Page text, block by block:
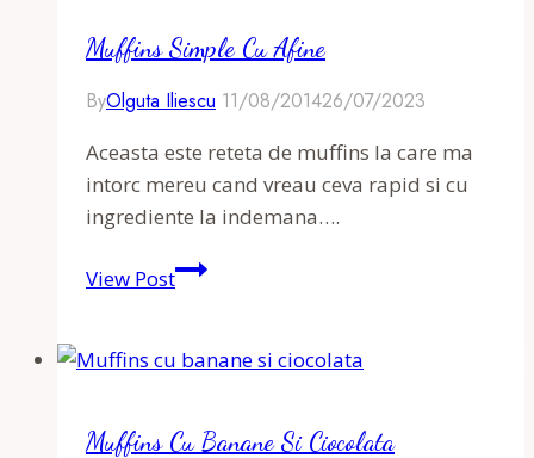
Muffins Simple Cu Afine
ByOlguta Iliescu 11/08/201426/07/2023
Aceasta este reteta de muffins la care ma
intorc mereu cand vreau ceva rapid si cu
ingrediente la indemana….
View PostMuffins
afine
Muffins Cu Banane Si Ciocolata